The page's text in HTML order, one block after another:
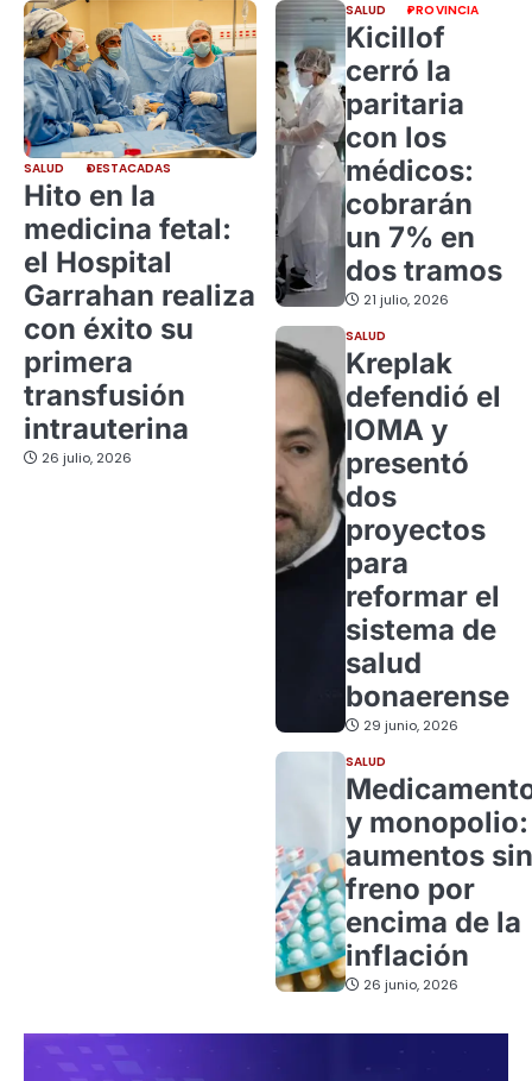
SALUD DESTACADAS
Hito en la
medicina fetal:
el Hospital
Garrahan realiza
con éxito su
primera
transfusión
intrauterina
26 julio, 2026
SALUD PROVINCIA
Kicillof
cerró la
paritaria
con los
médicos:
cobrarán
un 7% en
dos tramos
21 julio, 2026
SALUD
Kreplak
defendió el
IOMA y
presentó
dos
proyectos
para
reformar el
sistema de
salud
bonaerense
29 junio, 2026
SALUD
y monopolio:
aumentos sin
freno por
encima de la
inflación
26 junio, 2026